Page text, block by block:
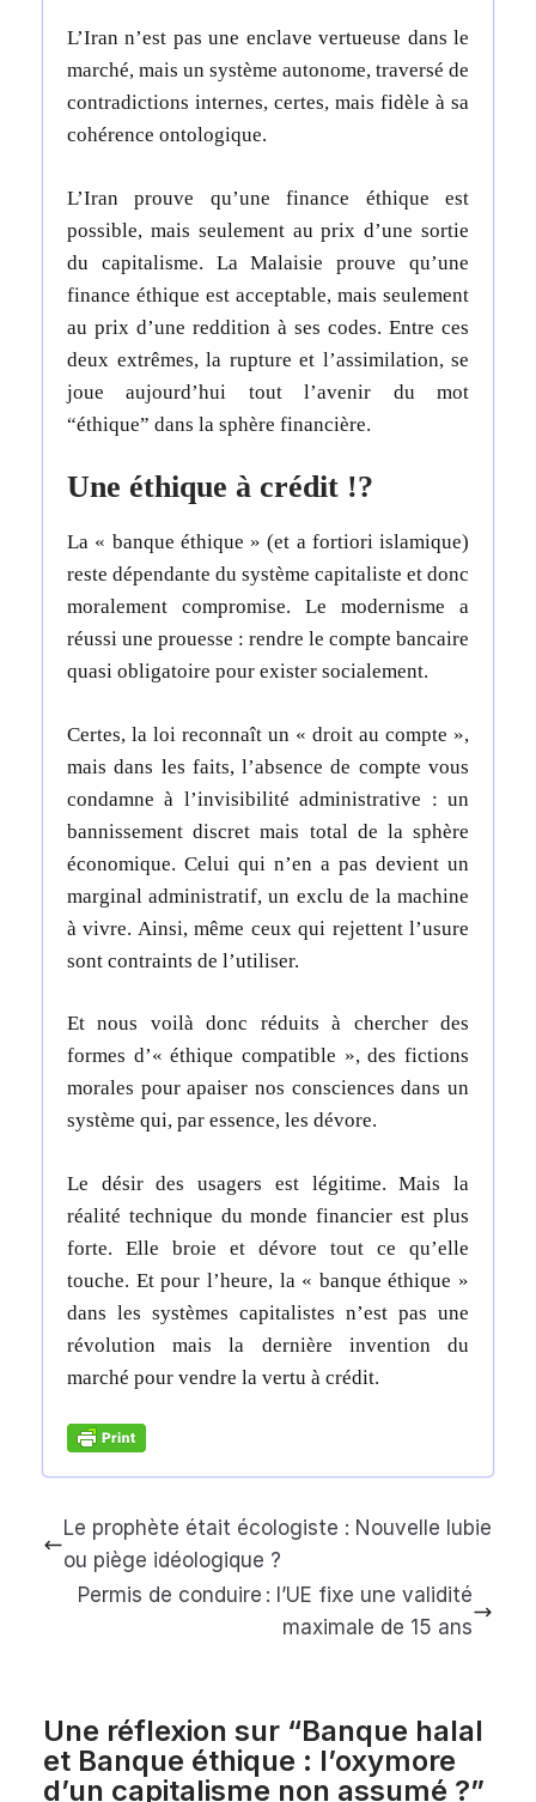
L’Iran n’est pas une enclave vertueuse dans le
marché, mais un système autonome, traversé de
contradictions internes, certes, mais fidèle à sa
cohérence ontologique.
L’Iran prouve qu’une finance éthique est
possible, mais seulement au prix d’une sortie
du capitalisme. La Malaisie prouve qu’une
finance éthique est acceptable, mais seulement
au prix d’une reddition à ses codes. Entre ces
deux extrêmes, la rupture et l’assimilation, se
joue aujourd’hui tout l’avenir du mot
“éthique” dans la sphère financière.
Une éthique à crédit !?
La « banque éthique » (et a fortiori islamique)
reste dépendante du système capitaliste et donc
moralement compromise. Le modernisme a
réussi une prouesse : rendre le compte bancaire
quasi obligatoire pour exister socialement.
Certes, la loi reconnaît un « droit au compte »,
mais dans les faits, l’absence de compte vous
condamne à l’invisibilité administrative : un
bannissement discret mais total de la sphère
économique. Celui qui n’en a pas devient un
marginal administratif, un exclu de la machine
à vivre. Ainsi, même ceux qui rejettent l’usure
sont contraints de l’utiliser.
Et nous voilà donc réduits à chercher des
formes d’« éthique compatible », des fictions
morales pour apaiser nos consciences dans un
système qui, par essence, les dévore.
Le désir des usagers est légitime. Mais la
réalité technique du monde financier est plus
forte. Elle broie et dévore tout ce qu’elle
touche. Et pour l’heure, la « banque éthique »
dans les systèmes capitalistes n’est pas une
révolution mais la dernière invention du
marché pour vendre la vertu à crédit.
Le prophète était écologiste : Nouvelle lubie
ou piège idéologique ?
Permis de conduire : l’UE fixe une validité
maximale de 15 ans
Une réflexion sur “Banque halal
et Banque éthique : l’oxymore
d’un capitalisme non assumé ?”